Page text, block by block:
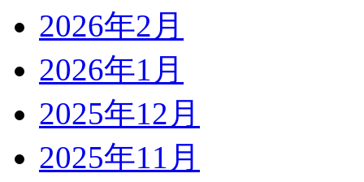
2026年2月
2026年1月
2025年12月
2025年11月